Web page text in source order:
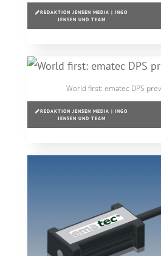
REDAKTION JENSEN MEDIA | INGO
JENSEN UND TEAM
World first: ematec DPS
REDAKTION JENSEN MEDIA | INGO
JENSEN UND TEAM